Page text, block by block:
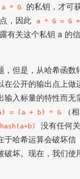
* G
的私钥，才可
，因此
a * G = G +
有关这个私钥 a 的
，但是，从哈希函数
在公开的输出点上做
输入标量的特性而无
= (a + b) * G
（相
hash(a+b)
没有任何关
于哈希运算会破坏信
破坏。现在，我们使